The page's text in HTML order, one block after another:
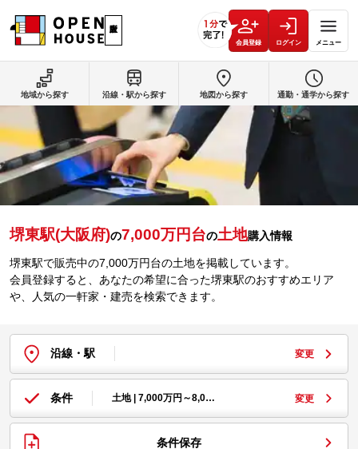
会員登録 ログイン メニュー
堺東駅(大阪府)の7,000万円台の土地購入情報
堺東駅で販売中の7,000万円台の土地を掲載しています。
会員登録すると、あなたの希望に合った堺東駅のおすすめエリア
や、人気の一軒家・建売を検索できます。
沿線・駅 変更
条件 土地 | 7,000万円～8,0… 変更
条件保存
地域から探す 沿線・駅から探す 地図から探す 通勤・通学から探す